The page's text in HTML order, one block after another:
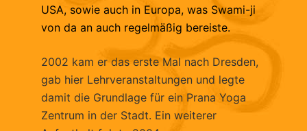
USA, sowie auch in Europa, was Swami-ji
von da an auch regelmäßig bereiste.
2002 kam er das erste Mal nach Dresden,
gab hier Lehrveranstaltungen und legte
damit die Grundlage für ein Prana Yoga
Zentrum in der Stadt. Ein weiterer